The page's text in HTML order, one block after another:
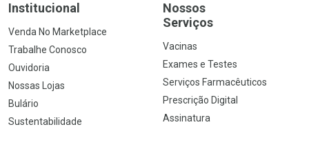
Institucional
Venda No Marketplace
Trabalhe Conosco
Ouvidoria
Nossas Lojas
Bulário
Sustentabilidade
Nossos
Serviços
Vacinas
Exames e Testes
Serviços Farmacêuticos
Prescrição Digital
Assinatura